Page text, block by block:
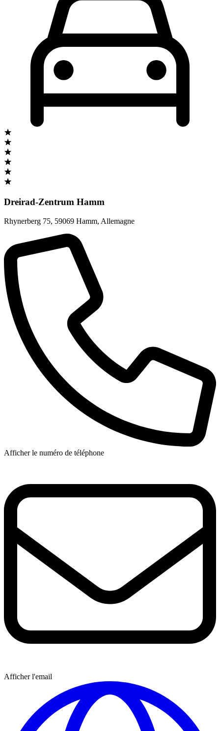
Dreirad-Zentrum Hamm
Rhynerberg 75, 59069 Hamm, Allemagne
Afficher le numéro de téléphone
Afficher l'email